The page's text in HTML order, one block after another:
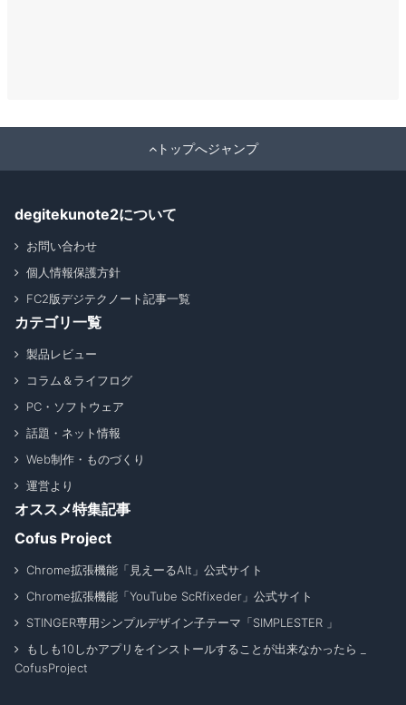
トップへジャンプ
degitekunote2について
お問い合わせ
個人情報保護方針
FC2版デジテクノート記事一覧
カテゴリ一覧
製品レビュー
コラム＆ライフログ
PC・ソフトウェア
話題・ネット情報
Web制作・ものづくり
運営より
オススメ特集記事
Cofus Project
Chrome拡張機能「見えーるAlt」公式サイト
Chrome拡張機能「YouTube ScRfixeder」公式サイト
STINGER専用シンプルデザイン子テーマ「SIMPLESTER 」
もしも10しかアプリをインストールすることが出来なかったら _
CofusProject